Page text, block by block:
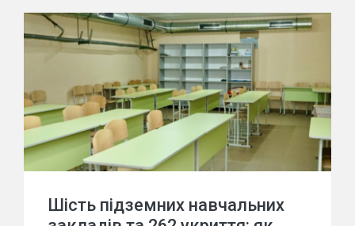
Шість підземних навчальних